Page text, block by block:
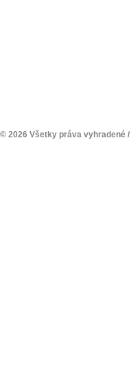
© 2026 Všetky práva vyhradené /